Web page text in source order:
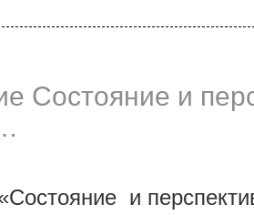
Состояние и
и